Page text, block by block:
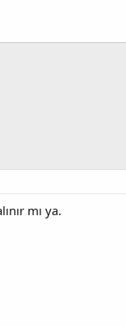
mı ya.